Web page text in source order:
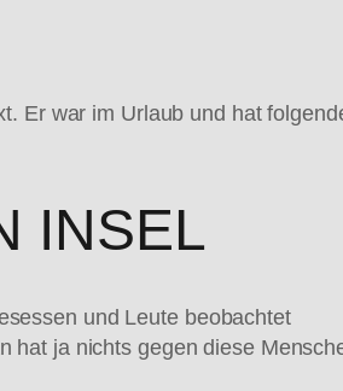
Er war im Urlaub und hat
INSEL
und Leute beobachtet
ja nichts gegen diese